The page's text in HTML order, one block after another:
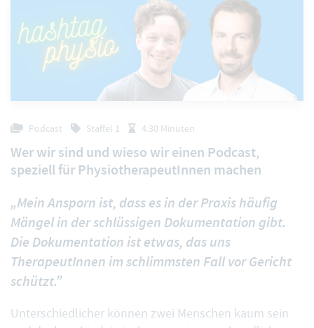
Podcast Staffel 1 4:30 Minuten
Wer wir sind und wieso wir einen Podcast,
speziell für PhysiotherapeutInnen machen
„Mein Ansporn ist, dass es in der Praxis häufig
Mängel in der schlüssigen Dokumentation gibt.
Die Dokumentation ist etwas, das uns
TherapeutInnen im schlimmsten Fall vor Gericht
schützt.”
Unterschiedlicher können zwei Menschen kaum sein